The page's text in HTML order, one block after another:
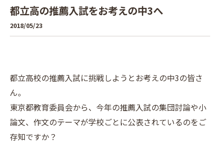
都立高の推薦入試をお考えの中3へ
2018/05/23
都立高校の推薦入試に挑戦しようとお考えの中3の皆さ
ん。
東京都教育委員会から、今年の推薦入試の集団討論や小
論文、作文のテーマが学校ごとに公表されているのをご
存知ですか？